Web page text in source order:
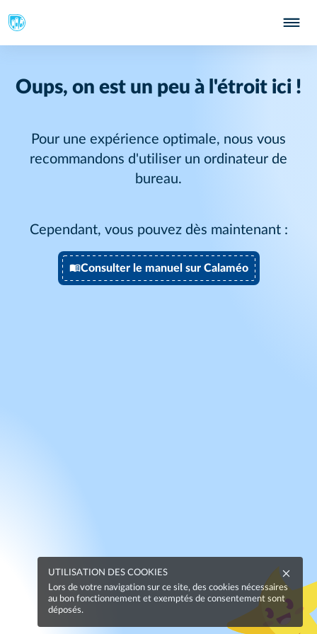
Oups, on est un peu à l'étroit ici !
Pour une expérience optimale, nous vous
recommandons d'utiliser un ordinateur de
bureau.
Cependant, vous pouvez dès maintenant :
Consulter le manuel sur Calaméo
UTILISATION DES COOKIES
Lors de votre navigation sur ce site, des cookies nécessaires
au bon fonctionnement et exemptés de consentement sont
déposés.